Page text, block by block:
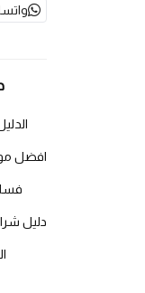
افضل
دليل